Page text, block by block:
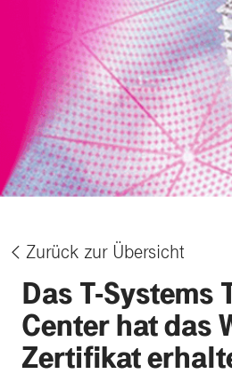
% Zurück zur Übersicht
Das T-Systems
Center hat das
Zertifikat